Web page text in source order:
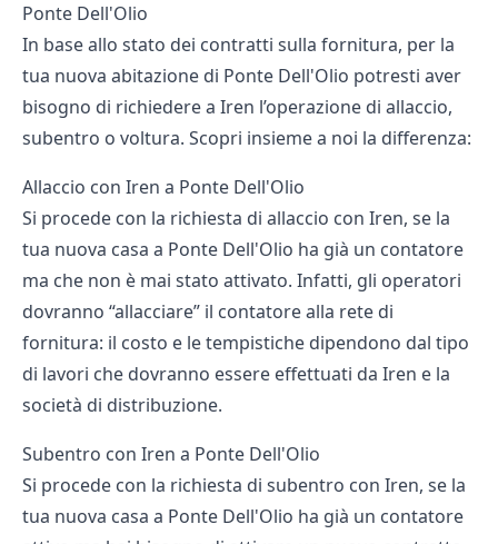
Ponte Dell'Olio
In base allo stato dei contratti sulla fornitura, per la
tua nuova abitazione di Ponte Dell'Olio potresti aver
bisogno di richiedere a Iren l’operazione di allaccio,
subentro o voltura. Scopri insieme a noi la differenza:
Allaccio con Iren a Ponte Dell'Olio
Si procede con la richiesta di allaccio con Iren, se la
tua nuova casa a Ponte Dell'Olio ha già un contatore
ma che non è mai stato attivato. Infatti, gli operatori
dovranno “allacciare” il contatore alla rete di
fornitura: il costo e le tempistiche dipendono dal tipo
di lavori che dovranno essere effettuati da Iren e la
società di distribuzione.
Subentro con Iren a Ponte Dell'Olio
Si procede con la richiesta di subentro con Iren, se la
tua nuova casa a Ponte Dell'Olio ha già un contatore